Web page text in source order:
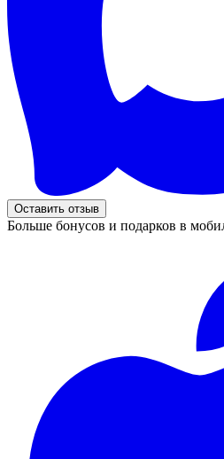
Оставить отзыв
Больше бонусов и подарков в